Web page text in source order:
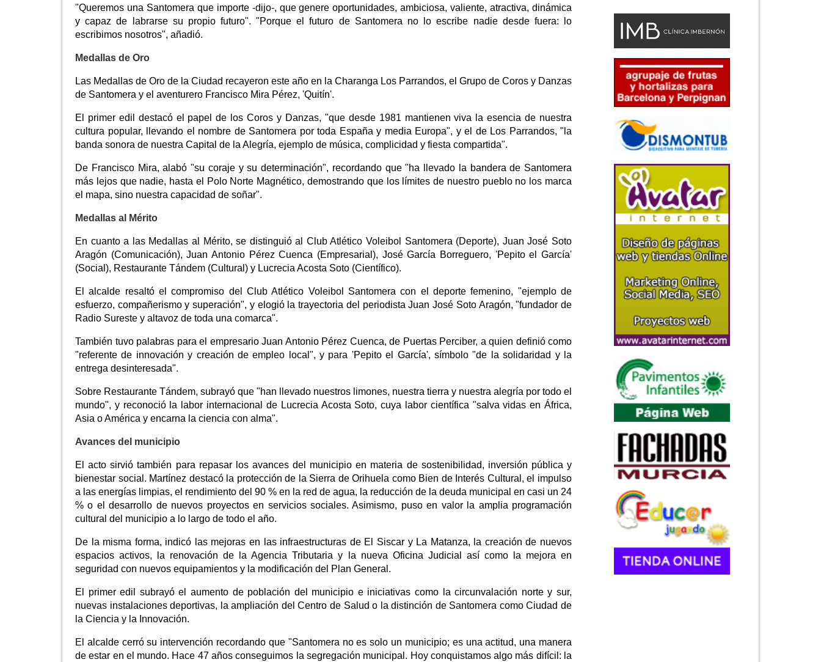
"Queremos una Santomera que importe -dijo-, que genere oportunidades, ambiciosa, valiente, atractiva, dinámica
y capaz de labrarse su propio futuro". "Porque el futuro de Santomera no lo escribe nadie desde fuera: lo
escribimos nosotros", añadió.
Medallas de Oro
Las Medallas de Oro de la Ciudad recayeron este año en la Charanga Los Parrandos, el Grupo de Coros y Danzas
de Santomera y el aventurero Francisco Mira Pérez, 'Quitín'.
El primer edil destacó el papel de los Coros y Danzas, "que desde 1981 mantienen viva la esencia de nuestra
cultura popular, llevando el nombre de Santomera por toda España y media Europa", y el de Los Parrandos, "la
banda sonora de nuestra Capital de la Alegría, ejemplo de música, complicidad y fiesta compartida".
De Francisco Mira, alabó "su coraje y su determinación", recordando que "ha llevado la bandera de Santomera
más lejos que nadie, hasta el Polo Norte Magnético, demostrando que los límites de nuestro pueblo no los marca
el mapa, sino nuestra capacidad de soñar".
Medallas al Mérito
En cuanto a las Medallas al Mérito, se distinguió al Club Atlético Voleibol Santomera (Deporte), Juan José Soto
Aragón (Comunicación), Juan Antonio Pérez Cuenca (Empresarial), José García Borreguero, 'Pepito el García'
(Social), Restaurante Tándem (Cultural) y Lucrecia Acosta Soto (Científico).
El alcalde resaltó el compromiso del Club Atlético Voleibol Santomera con el deporte femenino, "ejemplo de
esfuerzo, compañerismo y superación", y elogió la trayectoria del periodista Juan José Soto Aragón, "fundador de
Radio Sureste y altavoz de toda una comarca".
También tuvo palabras para el empresario Juan Antonio Pérez Cuenca, de Puertas Perciber, a quien definió como
"referente de innovación y creación de empleo local", y para 'Pepito el García', símbolo "de la solidaridad y la
entrega desinteresada".
Sobre Restaurante Tándem, subrayó que "han llevado nuestros limones, nuestra tierra y nuestra alegría por todo el
mundo", y reconoció la labor internacional de Lucrecia Acosta Soto, cuya labor científica "salva vidas en África,
Asia o América y encarna la ciencia con alma".
Avances del municipio
El acto sirvió también para repasar los avances del municipio en materia de sostenibilidad, inversión pública y
bienestar social. Martínez destacó la protección de la Sierra de Orihuela como Bien de Interés Cultural, el impulso
a las energías limpias, el rendimiento del 90 % en la red de agua, la reducción de la deuda municipal en casi un 24
% o el desarrollo de nuevos proyectos en servicios sociales. Asimismo, puso en valor la amplia programación
cultural del municipio a lo largo de todo el año.
De la misma forma, indicó las mejoras en las infraestructuras de El Siscar y La Matanza, la creación de nuevos
espacios activos, la renovación de la Agencia Tributaria y la nueva Oficina Judicial así como la mejora en
seguridad con nuevos equipamientos y la modificación del Plan General.
El primer edil subrayó el aumento de población del municipio e iniciativas como la circunvalación norte y sur,
nuevas instalaciones deportivas, la ampliación del Centro de Salud o la distinción de Santomera como Ciudad de
la Ciencia y la Innovación.
El alcalde cerró su intervención recordando que "Santomera no es solo un municipio; es una actitud, una manera
de estar en el mundo. Hace 47 años conseguimos la segregación municipal. Hoy conquistamos algo más difícil: la